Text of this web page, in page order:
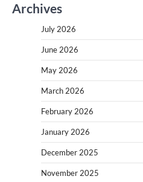
Archives
July 2026
June 2026
May 2026
March 2026
February 2026
January 2026
December 2025
November 2025